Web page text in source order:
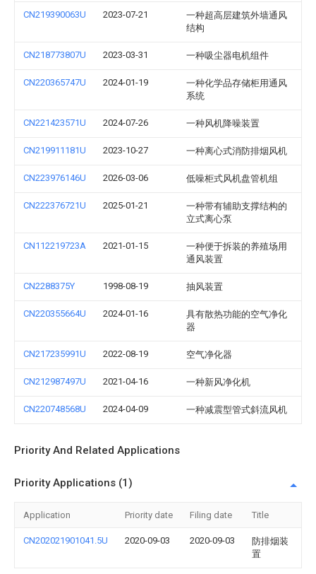
CN219390063U 2023-07-21
一种超高层建筑外墙通风
结构
CN218773807U 2023-03-31 一种吸尘器电机组件
CN220365747U 2024-01-19
一种化学品存储柜用通风
系统
CN221423571U 2024-07-26 一种风机降噪装置
CN219911181U 2023-10-27 一种离心式消防排烟风机
CN223976146U 2026-03-06 低噪柜式风机盘管机组
CN222376721U 2025-01-21
一种带有辅助支撑结构的
立式离心泵
CN112219723A 2021-01-15
一种便于拆装的养殖场用
通风装置
CN2288375Y 1998-08-19 抽风装置
CN220355664U 2024-01-16
具有散热功能的空气净化
器
CN217235991U 2022-08-19 空气净化器
CN212987497U 2021-04-16 一种新风净化机
CN220748568U 2024-04-09 一种减震型管式斜流风机
Priority And Related Applications
Priority Applications (1)
Application Priority date Filing date Title
CN202021901041.5U 2020-09-03 2020-09-03
防排烟装
置